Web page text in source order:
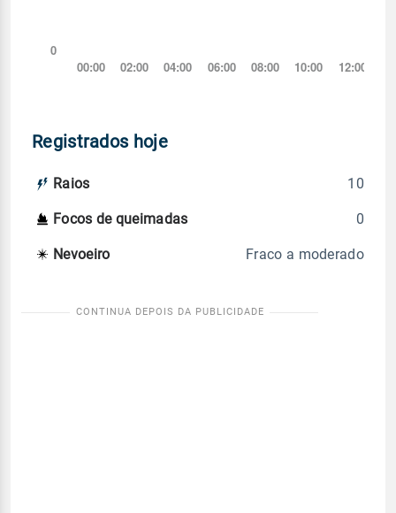
Registrados hoje
Raios 10
Focos de queimadas 0
Nevoeiro Fraco a moderado